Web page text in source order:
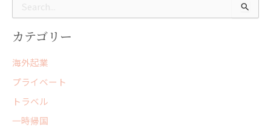
索
対
象
カテゴリー
海外起業
プライベート
トラベル
一時帰国